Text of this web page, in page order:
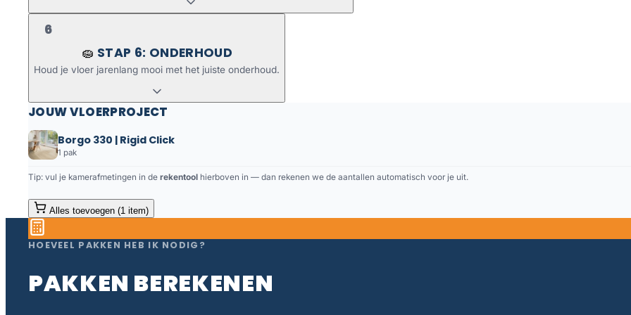
6
🧽 STAP 6: ONDERHOUD
Houd je vloer jarenlang mooi met het juiste onderhoud.
JOUW VLOERPROJECT
Borgo 330 | Rigid Click
1 pak
Tip: vul je kamerafmetingen in de rekentool hierboven in — dan rekenen we de aantallen automatisch voor je uit.
Alles toevoegen (1 item)
HOEVEEL PAKKEN HEB IK NODIG?
PAKKEN BEREKENEN